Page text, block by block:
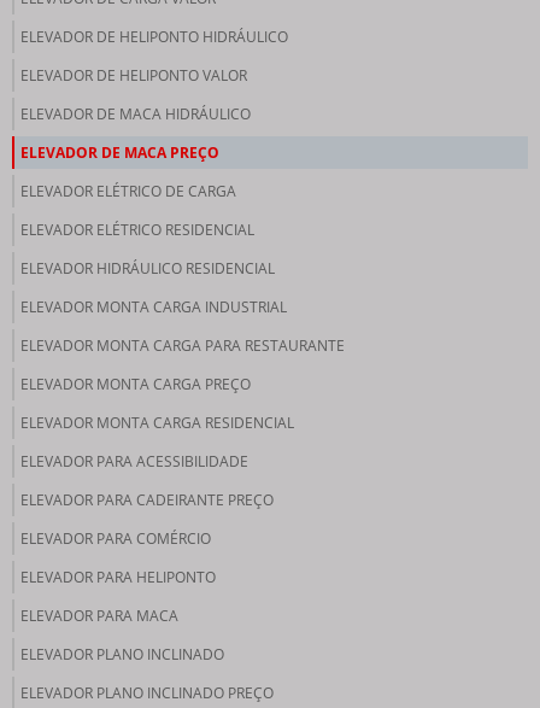
ELEVADOR DE HELIPONTO HIDRÁULICO
ELEVADOR DE HELIPONTO VALOR
ELEVADOR DE MACA HIDRÁULICO
ELEVADOR DE MACA PREÇO
ELEVADOR ELÉTRICO DE CARGA
ELEVADOR ELÉTRICO RESIDENCIAL
ELEVADOR HIDRÁULICO RESIDENCIAL
ELEVADOR MONTA CARGA INDUSTRIAL
ELEVADOR MONTA CARGA PARA RESTAURANTE
ELEVADOR MONTA CARGA PREÇO
ELEVADOR MONTA CARGA RESIDENCIAL
ELEVADOR PARA ACESSIBILIDADE
ELEVADOR PARA CADEIRANTE PREÇO
ELEVADOR PARA COMÉRCIO
ELEVADOR PARA HELIPONTO
ELEVADOR PARA MACA
ELEVADOR PLANO INCLINADO
ELEVADOR PLANO INCLINADO PREÇO